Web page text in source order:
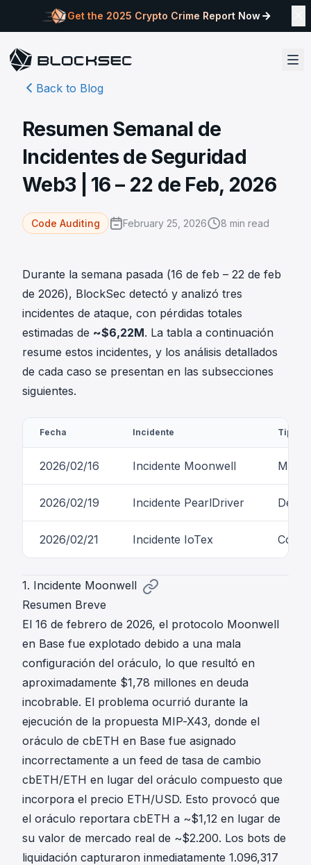
Get the 2025 Crypto Crime Report Now
Back to Blog
Resumen Semanal de
Incidentes de Seguridad
Web3 | 16 – 22 de Feb, 2026
Code Auditing February 25, 2026 8 min read
Durante la semana pasada (16 de feb – 22 de feb
de 2026), BlockSec detectó y analizó tres
incidentes de ataque, con pérdidas totales
estimadas de ~$6,22M. La tabla a continuación
resume estos incidentes, y los análisis detallados
de cada caso se presentan en las subsecciones
siguientes.
Fecha Incidente Tipo
2026/02/16 Incidente Moonwell Mala
2026/02/19 Incidente PearlDriver
2026/02/21 Incidente IoTex
1. Incidente Moonwell
Resumen Breve
El 16 de febrero de 2026, el protocolo Moonwell
en Base fue explotado debido a una mala
configuración del oráculo, lo que resultó en
aproximadamente $1,78 millones en deuda
incobrable. El problema ocurrió durante la
ejecución de la propuesta MIP-X43, donde el
oráculo de cbETH en Base fue asignado
incorrectamente a un feed de tasa de cambio
cbETH/ETH en lugar del oráculo compuesto que
incorpora el precio ETH/USD. Esto provocó que
el oráculo reportara cbETH a ~$1,12 en lugar de
su valor de mercado real de ~$2.200. Los bots de
liquidación capturaron inmediatamente 1.096,317